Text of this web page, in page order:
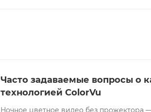
Часто задаваемые вопросы о
технологией ColorVu
Ночное цветное видео без прожектора